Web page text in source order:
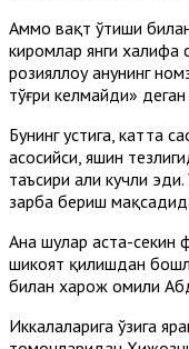
Аммо вақт ўтиши
киромлар янги халифа
розияллоҳу анҳунинг
тўғри келмайди»
Бунинг устига, катта
асосийси, яшин
таъсири ҳали кучли
зарба бериш
Ана шулар аста-секин
шикоят қилишдан
билан харож омили
Иккалаларига ўзига